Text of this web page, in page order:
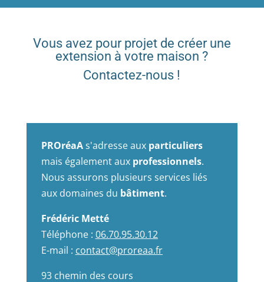
Vous avez pour projet de créer une
extension à votre maison ?
Contactez-nous !
PROréaAs'adresse aux particuliers
mais également aux professionnels.
Nous assurons plusieurs services liés
aux domaines du bâtiment.
Frédéric Metté
Téléphone : 06.70.95.30.12
E-mail : contact@proreaa.fr
93 chemin des cours